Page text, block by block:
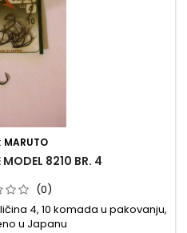
MARUTO
8210 BR. 4
(0)
4, 10 komada u pakovanju,
u Japanu